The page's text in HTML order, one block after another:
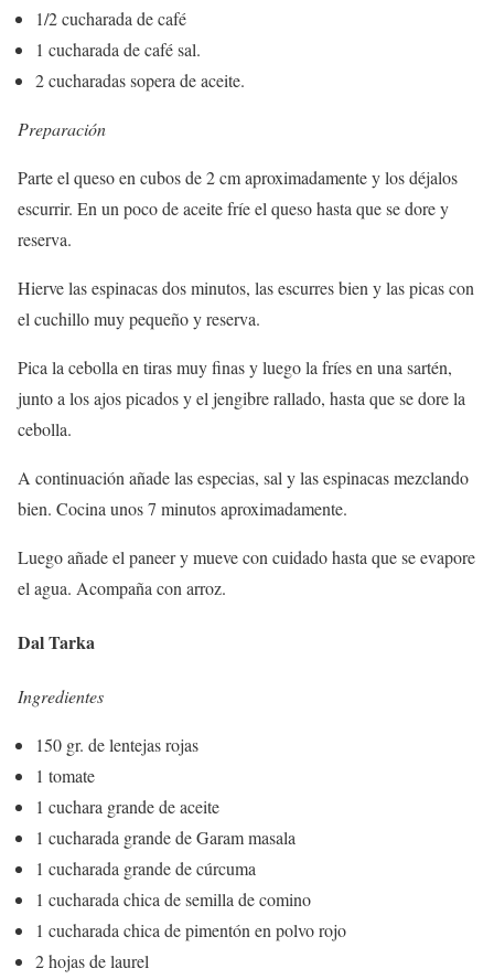
1/2 cucharada de café
1 cucharada de café sal.
2 cucharadas sopera de aceite.
Preparación
Parte el queso en cubos de 2 cm aproximadamente y los déjalos
escurrir. En un poco de aceite fríe el queso hasta que se dore y
reserva.
Hierve las espinacas dos minutos, las escurres bien y las picas con
el cuchillo muy pequeño y reserva.
Pica la cebolla en tiras muy finas y luego la fríes en una sartén,
junto a los ajos picados y el jengibre rallado, hasta que se dore la
cebolla.
A continuación añade las especias, sal y las espinacas mezclando
bien. Cocina unos 7 minutos aproximadamente.
Luego añade el paneer y mueve con cuidado hasta que se evapore
el agua. Acompaña con arroz.
Dal Tarka
Ingredientes
150 gr. de lentejas rojas
1 tomate
1 cuchara grande de aceite
1 cucharada grande de Garam masala
1 cucharada grande de cúrcuma
1 cucharada chica de semilla de comino
1 cucharada chica de pimentón en polvo rojo
2 hojas de laurel